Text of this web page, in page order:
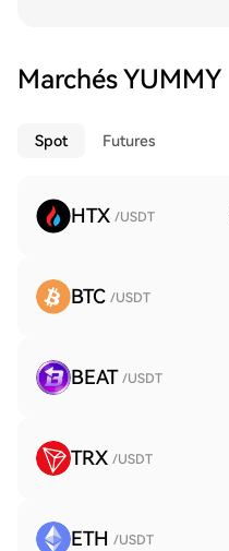
Marchés YUMMY
Spot Futures
HTX /USDT
BTC /USDT
BEAT /USDT
TRX /USDT
ETH /USDT